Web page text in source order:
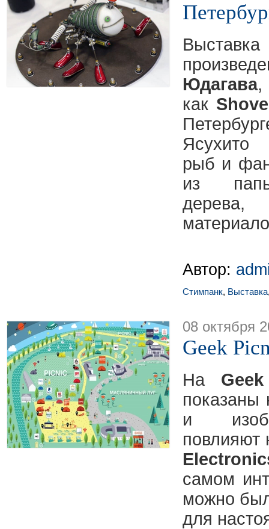
Выставка
Юдагава,
как
Ясухито
рыб и
из
Автор:
Стимпанк, Выставка
08 октября
Geek
На
показаны
и
самом
можно
для